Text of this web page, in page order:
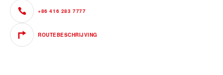
+86 416 283 7777
ROUTEBESCHRIJVING